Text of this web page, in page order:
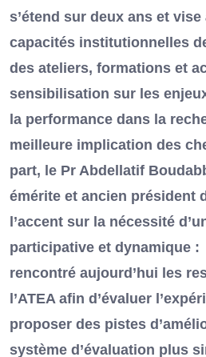
s’étend sur deux ans et
capacités institutionnelles
des ateliers, formations et
sensibilisation sur les
la performance dans la
meilleure implication des
part, le Pr Abdellatif
émérite et ancien président
l’accent sur la nécessité
participative et dynamique :
rencontré aujourd’hui les
l’ATEA afin d’évaluer
proposer des pistes
système d’évaluation plus